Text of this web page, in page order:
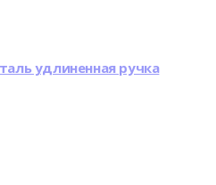
удлиненная ручка